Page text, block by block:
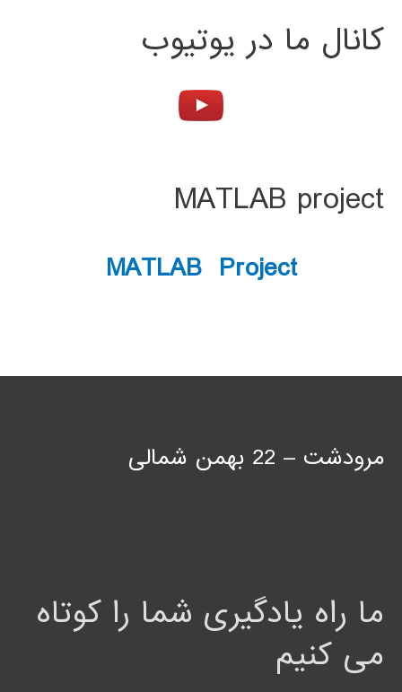
کانال ما در یوتیوب
MATLAB project
MATLAB Project
مرودشت – 22 بهمن شمالی
ما راه یادگیری شما را کوتاه
می کنیم